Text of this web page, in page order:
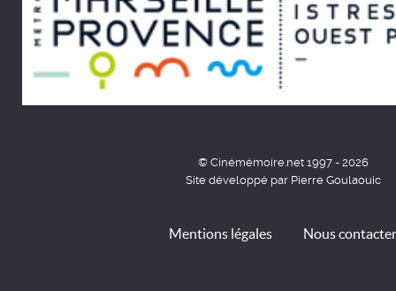
© Cinémémoire.net 1997 - 2026
Site développé par Pierre Goulaouic
Mentions légales Nous contacter